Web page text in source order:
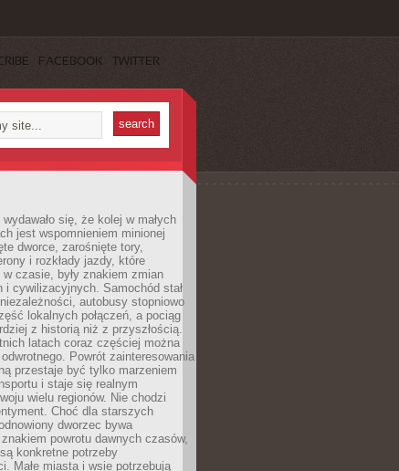
FACEBOOK TWITTER
się, że kolej w małych
jest wspomnieniem minionej
dworce, zarośnięte tory,
i rozkłady jazdy, które
w czasie, były znakiem zmian
i cywilizacyjnych. Samochód stał
autobusy stopniowo
lokalnych połączeń, a pociąg
z historią niż z przyszłością.
latach coraz częściej można
Powrót zainteresowania
przestaje być tylko marzeniem
i staje się realnym
wielu regionów. Nie chodzi
Choć dla starszych
dworzec bywa
powrotu dawnych czasów,
konkretne potrzeby
Małe miasta i wsie potrzebują